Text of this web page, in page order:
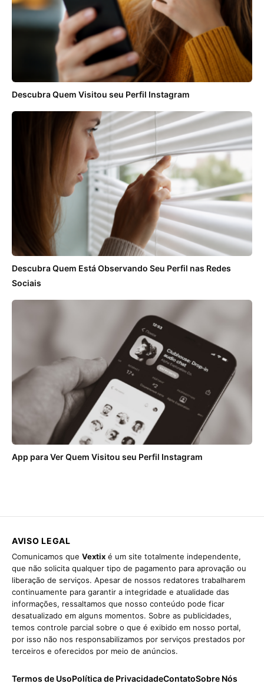
Descubra Quem Visitou seu Perfil Instagram
Descubra Quem Está Observando Seu Perfil nas Redes
Sociais
App para Ver Quem Visitou seu Perfil Instagram
AVISO LEGAL
Comunicamos que Vextix é um site totalmente independente,
que não solicita qualquer tipo de pagamento para aprovação ou
liberação de serviços. Apesar de nossos redatores trabalharem
continuamente para garantir a integridade e atualidade das
informações, ressaltamos que nosso conteúdo pode ficar
desatualizado em alguns momentos. Sobre as publicidades,
temos controle parcial sobre o que é exibido em nosso portal,
por isso não nos responsabilizamos por serviços prestados por
terceiros e oferecidos por meio de anúncios.
Termos de UsoPolítica de PrivacidadeContatoSobre Nós